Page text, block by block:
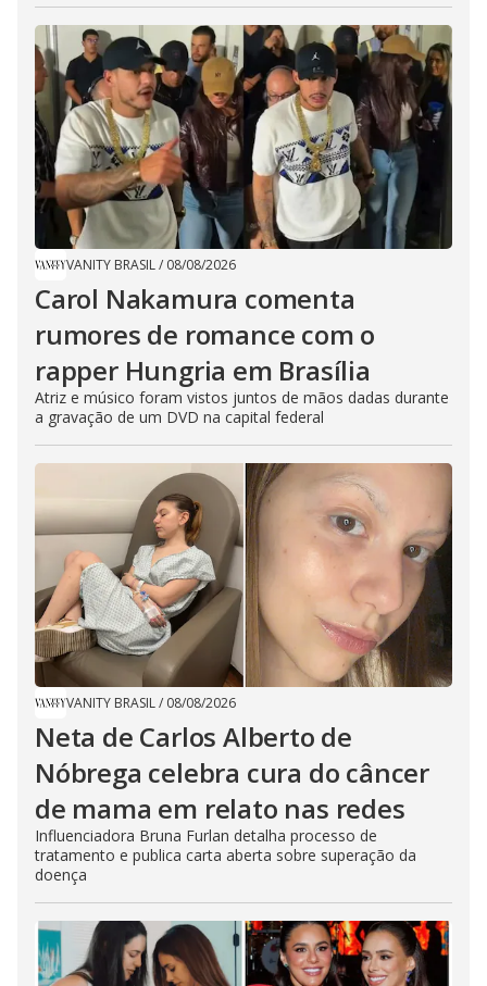
VANITY BRASIL/ 08/08/2026
Carol Nakamura comenta
rumores de romance com o
rapper Hungria em Brasília
Atriz e músico foram vistos juntos de mãos dadas durante
a gravação de um DVD na capital federal
VANITY BRASIL/ 08/08/2026
Neta de Carlos Alberto de
Nóbrega celebra cura do câncer
de mama em relato nas redes
Influenciadora Bruna Furlan detalha processo de
tratamento e publica carta aberta sobre superação da
doença